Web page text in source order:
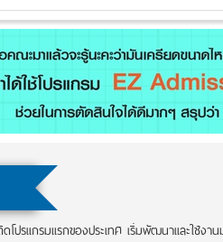
ดโปรแกรมแรกของประเทศ เริ่มพัฒนาและใ